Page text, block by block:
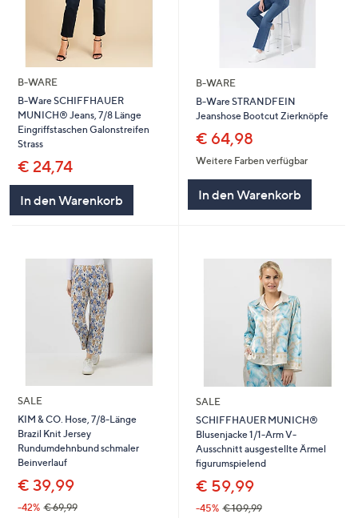
B-WARE
B-Ware SCHIFFHAUER
MUNICH® Jeans, 7/8 Länge
Eingriffstaschen Galonstreifen
Strass
€ 24,74
In den Warenkorb
B-WARE
B-Ware STRANDFEIN
Jeanshose Bootcut Zierknöpfe
€ 64,98
Weitere Farben verfügbar
In den Warenkorb
SALE
KIM & CO. Hose, 7/8-Länge
Brazil Knit Jersey
Rundumdehnbund schmaler
Beinverlauf
€ 39,99
-42% € 69,99
SALE
SCHIFFHAUER MUNICH®
Blusenjacke 1/1-Arm V-
Ausschnitt ausgestellte Ärmel
figurumspielend
€ 59,99
-45% € 109,99